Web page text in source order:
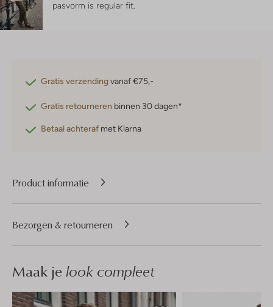
pasvorm is regular fit
Gratis verzendingvanaf €75,-
Gratis retourneren binnen 30 dagen*
Betaal achteraf met Klarna
Product informatie
Bezorgen & retourneren
Maak je look compleet